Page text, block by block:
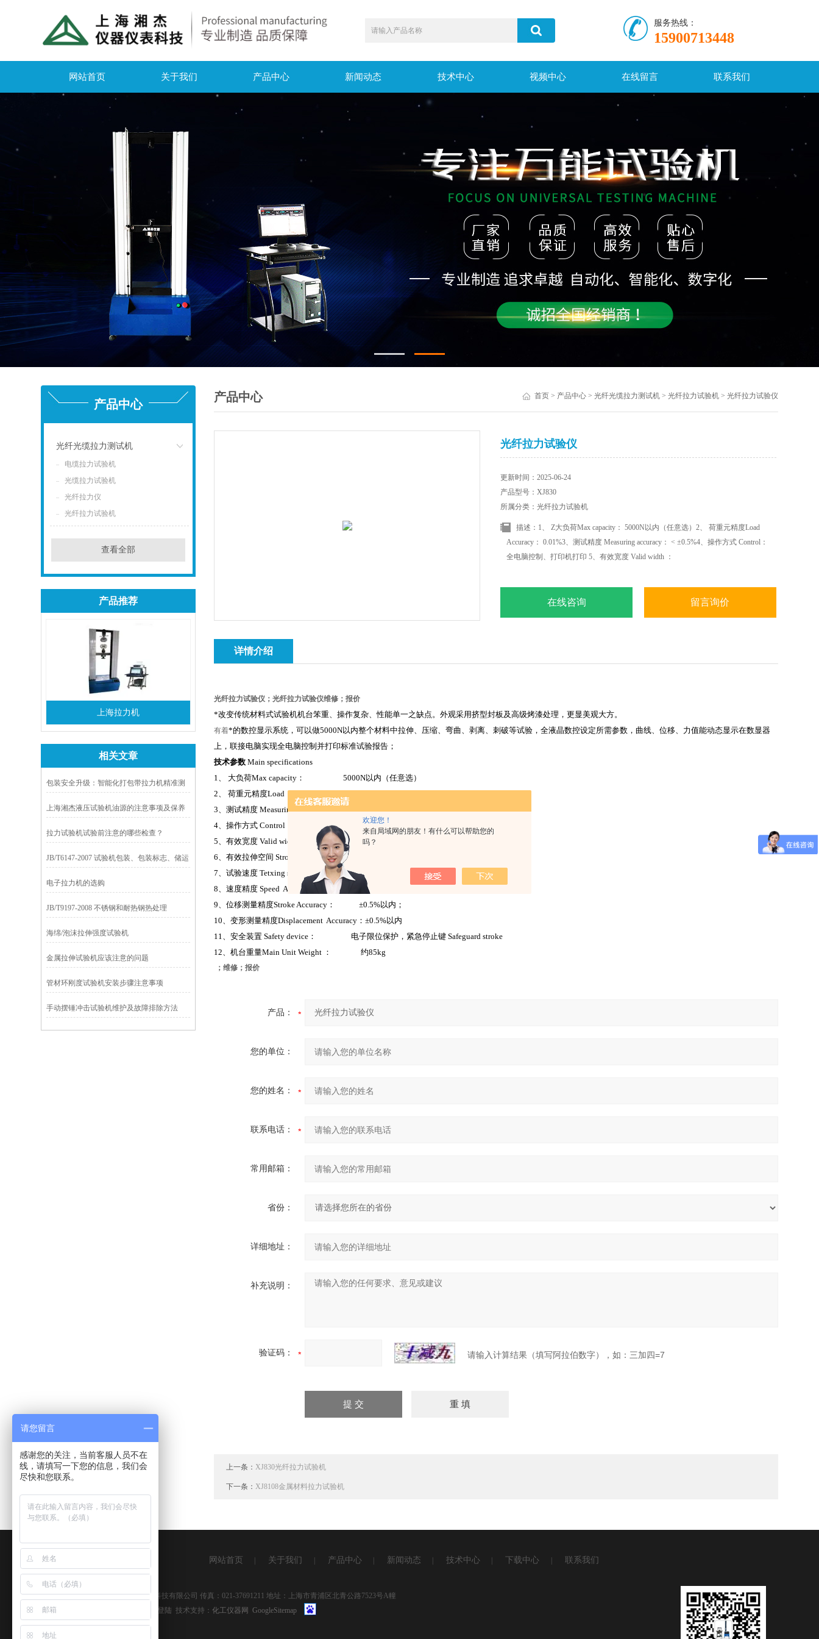
欢迎您！
来自局域网的朋友！有什么可以帮助您的
吗？
服务热线：
15900713448
网站首页 关于我们 产品中心 新闻动态 技术中心 视频中心 在线留言 联系我们
产品中心
光纤光缆拉力测试机
电缆拉力试验机
光缆拉力试验机
光纤拉力仪
光纤拉力试验机
查看全部
产品推荐
上海拉力机
相关文章
包装安全升级：智能化打包带拉力机精准测
上海湘杰液压试验机油源的注意事项及保养
拉力试验机试验前注意的哪些检查？
JB/T6147-2007 试验机包装、包装标志、储运
电子拉力机的选购
JB/T9197-2008 不锈钢和耐热钢热处理
海绵/泡沫拉伸强度试验机
金属拉伸试验机应该注意的问题
管材环刚度试验机安装步骤注意事项
手动摆锤冲击试验机维护及故障排除方法
产品中心 首页> 产品中心> 光纤光缆拉力测试机> 光纤拉力试验机> 光纤拉力试验仪
光纤拉力试验仪
更新时间：2025-06-24
产品型号：XJ830
所属分类：光纤拉力试验机
描述：1、 Z大负荷Max capacity： 5000N以内（任意选）2、 荷重元精度Load
Accuracy： 0.01%3、测试精度 Measuring accuracy： < ±0.5%4、操作方式 Control：
全电脑控制、打印机打印 5、有效宽度 Valid width ：
在线咨询 留言询价
详情介绍
光纤拉力试验仪；光纤拉力试验仪维修；报价
*改变传统材料式试验机机台笨重、操作复杂、性能单一之缺点。外观采用挤型封板及高级烤漆处理，更显美观大方。
有着*的数控显示系统，可以做5000N以内整个材料中拉伸、压缩、弯曲、剥离、刺破等试验，全液晶数控设定所需参数，曲线、位移、力值能动态显示在数显器
上，联接电脑实现全电脑控制并打印标准试验报告；
技术参数 Main specifications
1、 大负荷Max capacity： 5000N以内（任意选）
2、 荷重元精度Load Accuracy： 0.01%
3、测试精度 Measuring accuracy： < ±0.5%
4、操作方式 Control： 全电脑控制、打印机打印
5、有效宽度 Valid width ： 150mm
6、有效拉伸空间 Stroke： 800mm（根据需要可加高）
7、试验速度 Tetxing speed ： 0.001~500mm/min 任意调
8、速度精度 Speed Accuracy： ±0.5%以内；
9、位移测量精度Stroke Accuracy： ±0.5%以内；
10、变形测量精度Displacement Accuracy：±0.5%以内
11、安全装置 Safety device： 电子限位保护，紧急停止键 Safeguard stroke
12、机台重量Main Unit Weight ： 约85kg
；维修；报价
产品：
您的单位：
您的姓名：
联系电话：
常用邮箱：
省份：
详细地址：
补充说明：
验证码： 请输入计算结果（填写阿拉伯数字），如：三加四=7
上一条：XJ830光纤拉力试验机
下一条：XJ8108金属材料拉力试验机
网站首页 关于我们 产品中心 新闻动态 技术中心 下载中心 联系我们
版权所有 © 2026 上海湘杰仪器仪表科技有限公司 传真：021-37691211 地址：上海市青浦区北青公路7523号A幢
备案号：
管理登陆 技术支持：化工仪器网 GoogleSitemap
请您留言
感谢您的关注，当前客服人员不在
线，请填写一下您的信息，我们会
尽快和您联系。